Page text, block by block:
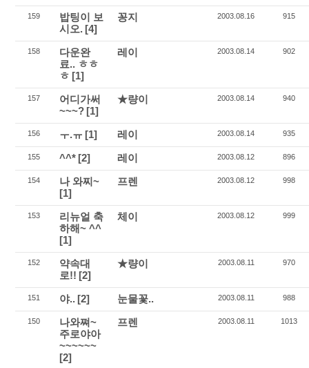
159
밥팅이 보
시오. [4]
꽁지 2003.08.16 915
158
다운완
료.. ㅎㅎ
ㅎ [1]
레이 2003.08.14 902
157
어디가써
~~~? [1]
★량이 2003.08.14 940
156 ㅜ.ㅠ [1] 레이 2003.08.14 935
155 ^^* [2] 레이 2003.08.12 896
154
나 와찌~
[1]
프렌 2003.08.12 998
153
리뉴얼 축
하해~ ^^
[1]
체이 2003.08.12 999
152
약속대
로!! [2]
★량이 2003.08.11 970
151 야.. [2] 눈물꽃.. 2003.08.11 988
150
나와쪄~
주로야아
~~~~~~
[2]
프렌 2003.08.11 1013